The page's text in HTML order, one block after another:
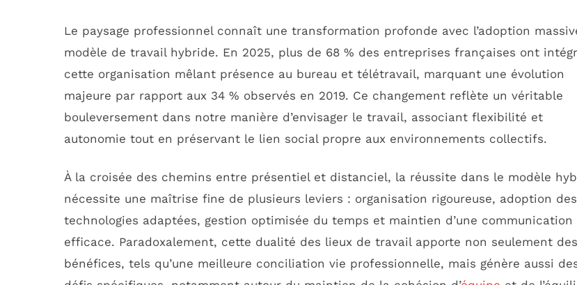
Le paysage professionnel connaît une transformation profonde avec l’adoption
modèle de travail hybride. En 2025, plus de 68 % des entreprises françaises ont
cette organisation mêlant présence au bureau et télétravail, marquant une évolution
majeure par rapport aux 34 % observés en 2019. Ce changement reflète un véritable
bouleversement dans notre manière d’envisager le travail, associant flexibilité et
autonomie tout en préservant le lien social propre aux environnements collectifs.
À la croisée des chemins entre présentiel et distanciel, la réussite dans le modèle
nécessite une maîtrise fine de plusieurs leviers : organisation rigoureuse, adoption des
technologies adaptées, gestion optimisée du temps et maintien d’une communication
efficace. Paradoxalement, cette dualité des lieux de travail apporte non seulement des
bénéfices, tels qu’une meilleure conciliation vie professionnelle, mais génère aussi